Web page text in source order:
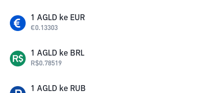
1 AGLD ke EUR
€0.13303
1 AGLD ke BRL
R$0.78519
1 AGLD ke RUB